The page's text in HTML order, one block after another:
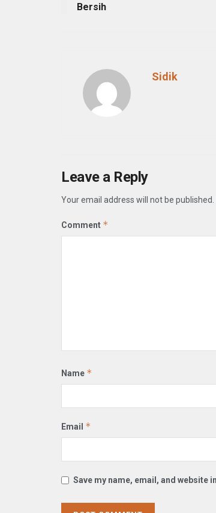
Bersih
Sidik
Leave a Reply
Your email address will not be published.
Comment *
Name *
Email *
Save my name, email, and website